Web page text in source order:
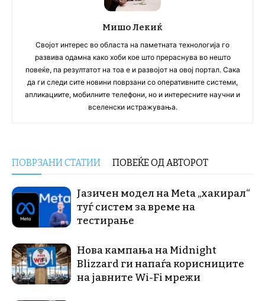
Мишо Лекиќ
Својот интерес во областа на паметната технологија го
развива одамна како хоби кое што прераснува во нешто
повеќе, па резултатот на тоа е и развојот на овој портал. Сака
да ги следи сите новини поврзани со оперативните системи,
апликациите, мобилните телефони, но и интересните научни и
вселенски истражувања.
ПОВРЗАНИ СТАТИИ ПОВЕЌЕ ОД АВТОРОТ
Јазичен модел на Meta „хакирал“
туѓ систем за време на
тестирање
Нова кампања на Midnight
Blizzard ги напаѓа корисниците
на јавните Wi-Fi мрежи